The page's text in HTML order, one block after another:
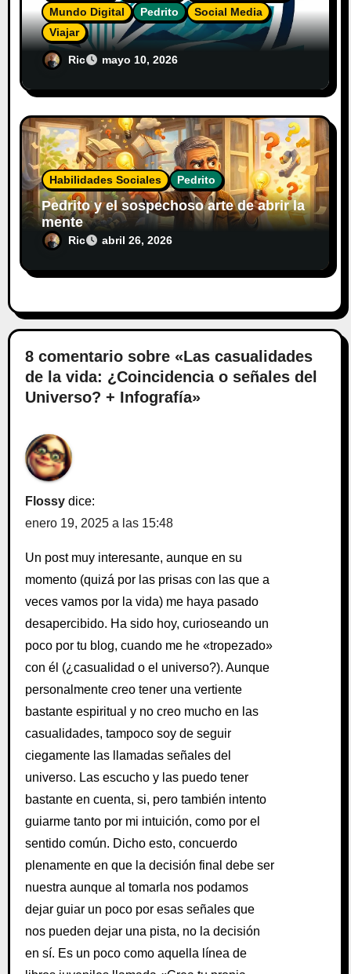
Mundo Digital
Pedrito
Social Media
Viajar
El Diario del Explorador Digital
Ric mayo 10, 2026
Habilidades Sociales Pedrito
Pedrito y el sospechoso arte de abrir la
mente
Ric abril 26, 2026
8 comentario sobre «Las casualidades
de la vida: ¿Coincidencia o señales del
Universo? + Infografía»
Flossy dice:
enero 19, 2025 a las 15:48
Un post muy interesante, aunque en su
momento (quizá por las prisas con las que a
veces vamos por la vida) me haya pasado
desapercibido. Ha sido hoy, curioseando un
poco por tu blog, cuando me he «tropezado»
con él (¿casualidad o el universo?). Aunque
personalmente creo tener una vertiente
bastante espiritual y no creo mucho en las
casualidades, tampoco soy de seguir
ciegamente las llamadas señales del
universo. Las escucho y las puedo tener
bastante en cuenta, si, pero también intento
guiarme tanto por mi intuición, como por el
sentido común. Dicho esto, concuerdo
plenamente en que la decisión final debe ser
nuestra aunque al tomarla nos podamos
dejar guiar un poco por esas señales que
nos pueden dejar una pista, no la decisión
en sí. Es un poco como aquella línea de